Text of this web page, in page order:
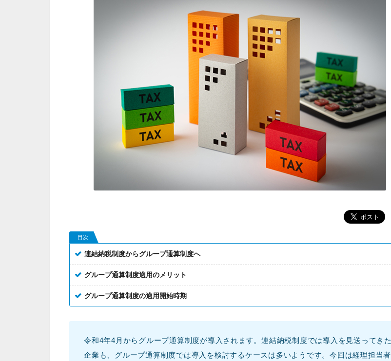
目次
連結納税制度からグループ通算制度へ
グループ通算制度適用のメリット
グループ通算制度の適用開始時期
令和4年4月からグループ通算制度が導入されます。連結納税制度では導入を見送ってきた
企業も、グループ通算制度では導入を検討するケースは多いようです。今回は経理担当者